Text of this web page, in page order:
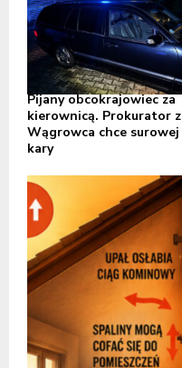
Pijany obcokrajowiec za
kierownicą. Prokurator z
Wągrowca chce surowej
kary